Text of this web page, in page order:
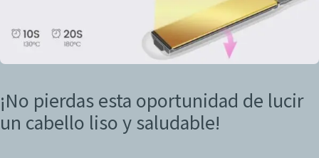
¡No pierdas esta oportunidad de lucir
un cabello liso y saludable!